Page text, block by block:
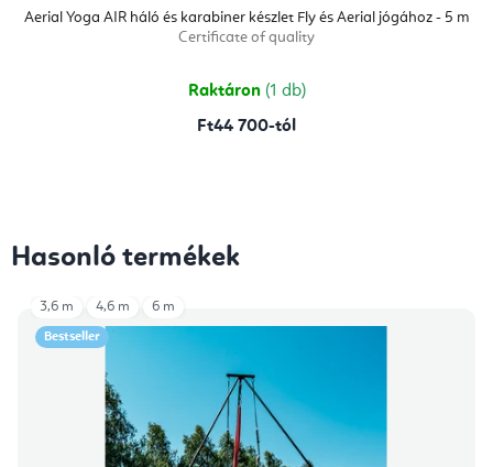
Aerial Yoga AIR háló és karabiner készlet Fly és Aerial jógához - 5 m
Certificate of quality
Raktáron (1 db)
Ft44 700-tól
Hasonló termékek
Bestseller
3,6 m 4,6 m 6 m